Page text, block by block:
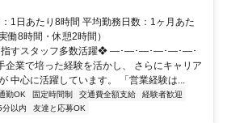
1日あたり8時間 平均勤務日数：1ヶ月あた
働8時間・休憩2時間）
指すスタッフ多数活躍❖ ―･―･―･―･―･―･
で培った経験を活かし、 さらにキャリア
中心に活躍しています。 「営業経験は...
勤OK 固定時間制 交通費全額支給
経験者歓迎
分以内 友達と応募OK